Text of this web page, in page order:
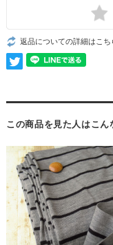
返品についての詳細はこち
この商品を見た人はこ